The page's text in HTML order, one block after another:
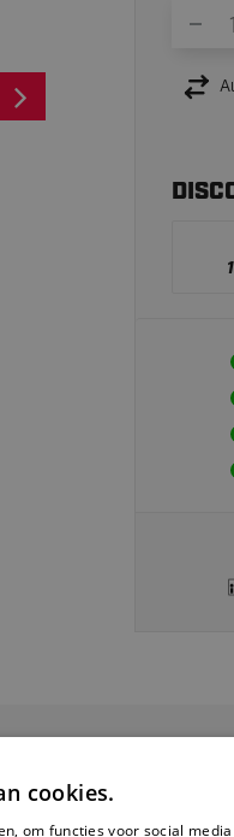
cookies.
om functies voor social